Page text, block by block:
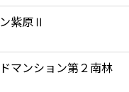
紫原Ⅱ
マンション第２南林